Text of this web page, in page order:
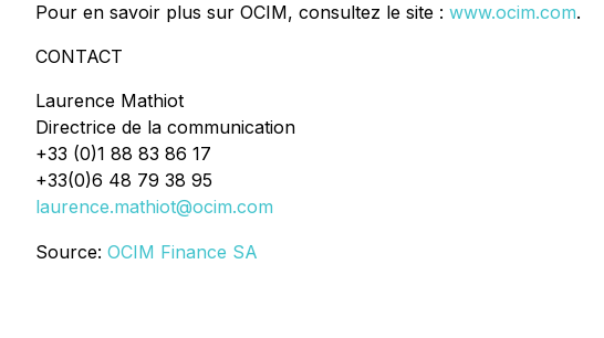
Pour en savoir plus sur OCIM, consultez le site : www.ocim.com.
CONTACT
Laurence Mathiot
Directrice de la communication
+33 (0)1 88 83 86 17
+33(0)6 48 79 38 95
laurence.mathiot@ocim.com
Source: OCIM Finance SA